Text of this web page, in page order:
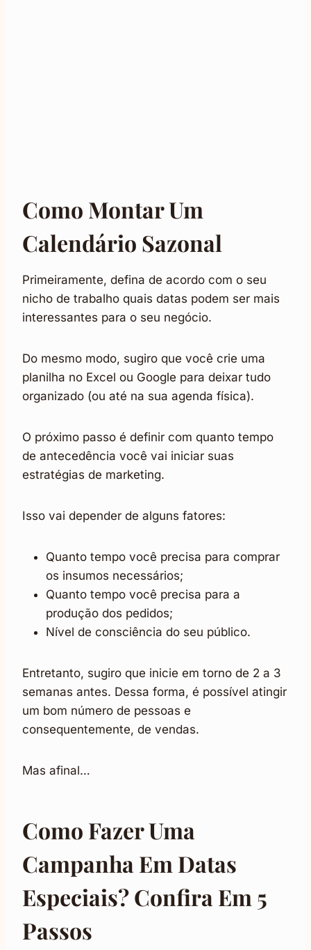
Como Montar Um
Calendário Sazonal
Primeiramente, defina de acordo com o seu
nicho de trabalho quais datas podem ser mais
interessantes para o seu negócio.
Do mesmo modo, sugiro que você crie uma
planilha no Excel ou Google para deixar tudo
organizado (ou até na sua agenda física).
O próximo passo é definir com quanto tempo
de antecedência você vai iniciar suas
estratégias de marketing.
Isso vai depender de alguns fatores:
Quanto tempo você precisa para comprar
os insumos necessários;
Quanto tempo você precisa para a
produção dos pedidos;
Nível de consciência do seu público.
Entretanto, sugiro que inicie em torno de 2 a 3
semanas antes. Dessa forma, é possível atingir
um bom número de pessoas e
consequentemente, de vendas.
Mas afinal…
Como Fazer Uma
Campanha Em Datas
Especiais? Confira Em 5
Passos